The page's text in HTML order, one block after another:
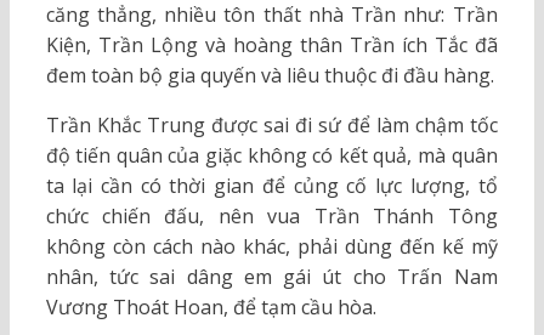
căng thẳng, nhiều tôn thất nhà Trần như: Trần
Kiện, Trần Lộng và hoàng thân Trần ích Tắc đã
đem toàn bộ gia quyến và liêu thuộc đi đầu hàng.
Trần Khắc Trung được sai đi sứ để làm chậm tốc
độ tiến quân của giặc không có kết quả, mà quân
ta lại cần có thời gian để củng cố lực lượng, tổ
chức chiến đấu, nên vua Trần Thánh Tông
không còn cách nào khác, phải dùng đến kế mỹ
nhân, tức sai dâng em gái út cho Trấn Nam
Vương Thoát Hoan, để tạm cầu hòa.